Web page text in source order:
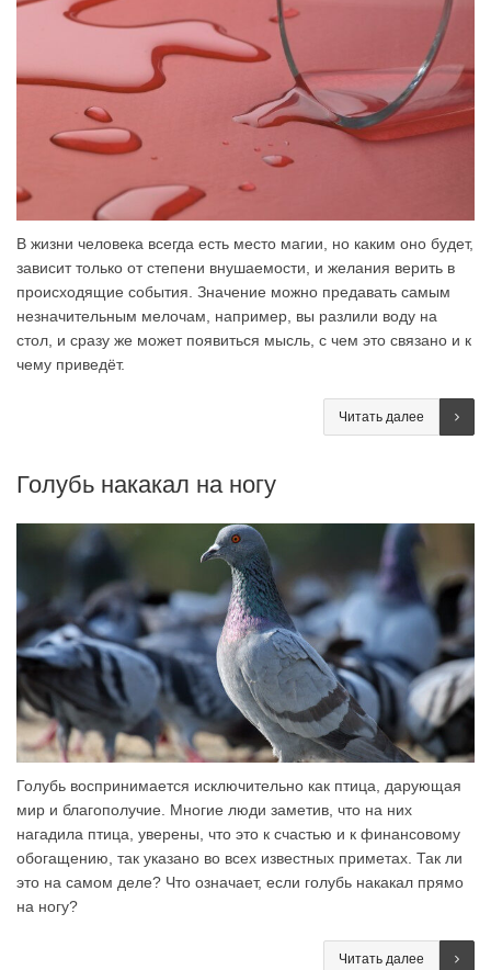
В жизни человека всегда есть место магии, но каким оно будет,
зависит только от степени внушаемости, и желания верить в
происходящие события. Значение можно предавать самым
незначительным мелочам, например, вы разлили воду на
стол, и сразу же может появиться мысль, с чем это связано и к
чему приведёт.
Читать далее
Голубь накакал на ногу
Голубь воспринимается исключительно как птица, дарующая
мир и благополучие. Многие люди заметив, что на них
нагадила птица, уверены, что это к счастью и к финансовому
обогащению, так указано во всех известных приметах. Так ли
это на самом деле? Что означает, если голубь накакал прямо
на ногу?
Читать далее